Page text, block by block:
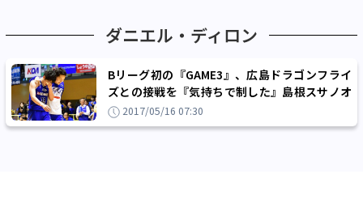
ダニエル・ディロン
Bリーグ初の『GAME3』、広島ドラゴンフライ
ズとの接戦を『気持ちで制した』島根スサノオ
マジックがB1昇格を勝ち取る
2017/05/16 07:30